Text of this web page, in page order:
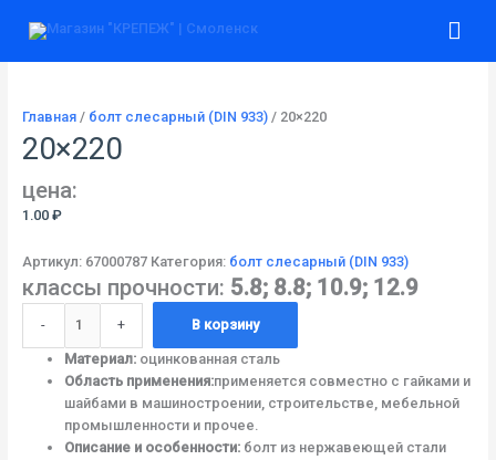
Главная/ болт слесарный (DIN 933)/ 20×220
20×220
цена:
1.00 ₽
Артикул: 67000787 Категория: болт слесарный (DIN 933)
классы прочности: 5.8; 8.8; 10.9; 12.9
-
товара
+ В корзину
Материал:оцинкованная сталь
Область применения:применяется совместно с гайками и
шайбами в машиностроении, строительстве, мебельной
промышленности и прочее.
Описание и особенности:болт из нержавеющей стали